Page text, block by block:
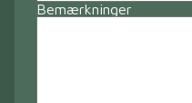
Bemærkninger